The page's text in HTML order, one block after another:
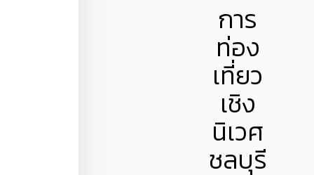
การ
ท่อง
เที่ยว
เชิง
นิเวศ
ชลบุรี